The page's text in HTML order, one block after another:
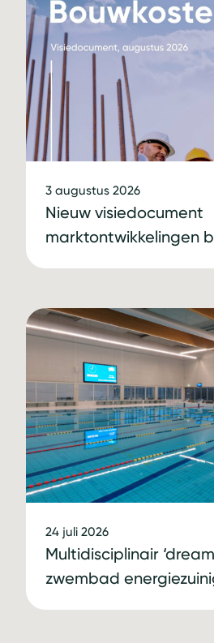
3 augustus 2026
Nieuw visiedocument
marktontwikkelingen
24 juli 2026
Multidisciplinair
zwembad